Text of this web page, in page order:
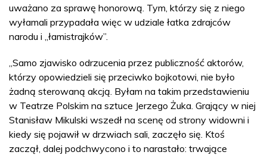
uważano za sprawę honorową. Tym, którzy się z niego
wyłamali przypadała więc w udziale łatka zdrajców
narodu i „łamistrajków”.
„Samo zjawisko odrzucenia przez publiczność aktorów,
którzy opowiedzieli się przeciwko bojkotowi, nie było
żadną sterowaną akcją. Byłam na takim przedstawieniu
w Teatrze Polskim na sztuce Jerzego Żuka. Grający w niej
Stanisław Mikulski wszedł na scenę od strony widowni i
kiedy się pojawił w drzwiach sali, zaczęło się. Ktoś
zaczął, dalej podchwycono i to narastało: trwające